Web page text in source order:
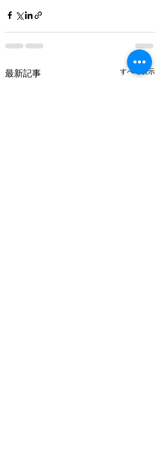
最新記事 すべて表示